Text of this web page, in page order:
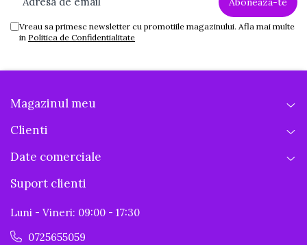
Vreau sa primesc newsletter cu promotiile magazinului. Afla mai multe
in Politica de Confidentialitate
Magazinul meu
Clienti
Date comerciale
Suport clienti
Luni - Vineri: 09:00 - 17:30
0725655059